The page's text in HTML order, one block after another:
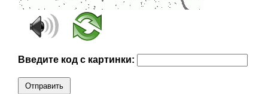
Введите код с картинки:
Отправить